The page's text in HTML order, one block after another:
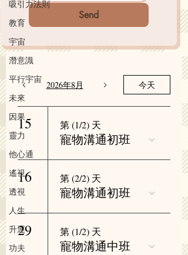
吸引力法則
教育
宇宙
潛意識
平行宇宙
未來
因果
靈力
他心通
遙視
透視
人生
升運
功夫
Send
2026年8月 今天
15 第 (1/2) 天
寵物溝通初班
16 第 (2/2) 天
寵物溝通初班
29 第 (1/2) 天
寵物溝通中班